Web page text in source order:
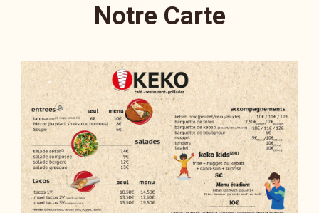
Notre Carte